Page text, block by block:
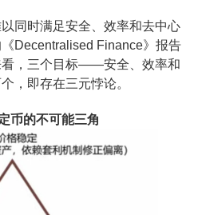
同时满足安全、效率和去中心
Decentralised Finance》报告
看，三个目标——安全、效率和
，即存在三元悖论。
币的不可能三角